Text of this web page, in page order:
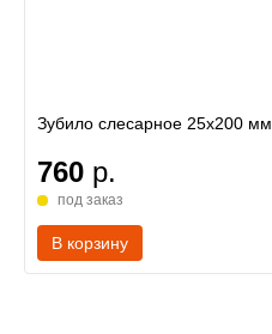
Зубило слесарное 25х200 мм
760 р.
под заказ
В корзину